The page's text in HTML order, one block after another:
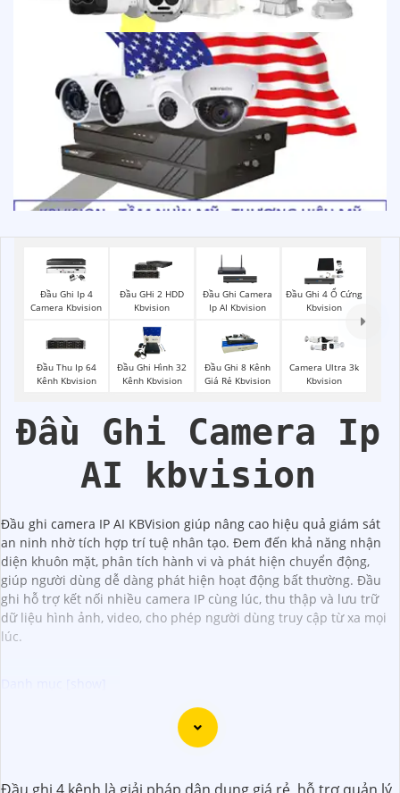
Đầu Ghi Ip 4
Camera Kbvision
Đầu GHi 2 HDD
Kbvision
Đầu Ghi Camera
Ip AI Kbvision
Đầu Ghi 4 Ổ Cứng
Kbvision
Đầu Thu Ip 64
Kênh Kbvision
Đầu Ghi Hình 32
Kênh Kbvision
Đầu Ghi 8 Kênh
Giá Rẻ Kbvision
Camera Ultra 3k
Kbvision
Đầu Ghi Camera Ip
AI kbvision
Đầu ghi camera IP AI KBVision giúp nâng cao hiệu quả giám sát
an ninh nhờ tích hợp trí tuệ nhân tạo. Đem đến khả năng nhận
diện khuôn mặt, phân tích hành vi và phát hiện chuyển động,
giúp người dùng dễ dàng phát hiện hoạt động bất thường. Đầu
ghi hỗ trợ kết nối nhiều camera IP cùng lúc, thu thập và lưu trữ
dữ liệu hình ảnh, video, cho phép người dùng truy cập từ xa mọi
lúc.
Chào bạn, dưới đây là một số câu giới thiệu cho việc mua
Camera Kbvision với chiết khấu cao và giải pháp phù hợp